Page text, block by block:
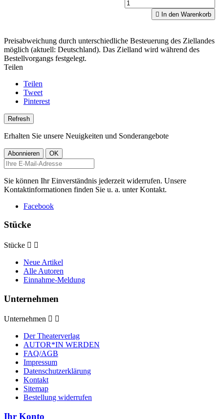
 In den Warenkorb
Preisabweichung durch unterschiedliche Besteuerung des Ziellandes
möglich (aktuell: Deutschland). Das Zielland wird während des
Bestellvorgangs festgelegt.
Teilen
Teilen
Tweet
Pinterest
Erhalten Sie unsere Neuigkeiten und Sonderangebote
Sie können Ihr Einverständnis jederzeit widerrufen. Unsere
Kontaktinformationen finden Sie u. a. unter Kontakt.
Facebook
Stücke
Stücke  
Neue Artikel
Alle Autoren
Einnahme-Meldung
Unternehmen
Unternehmen  
Der Theaterverlag
AUTOR*IN WERDEN
FAQ/AGB
Impressum
Datenschutzerklärung
Kontakt
Sitemap
Bestellung widerrufen
Ihr Konto